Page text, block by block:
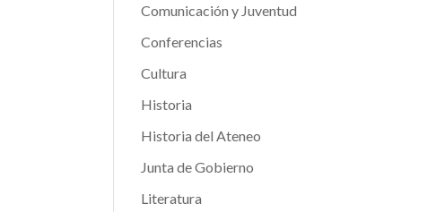
Comunicación y Juventud
Conferencias
Cultura
Historia
Historia del Ateneo
Junta de Gobierno
Literatura